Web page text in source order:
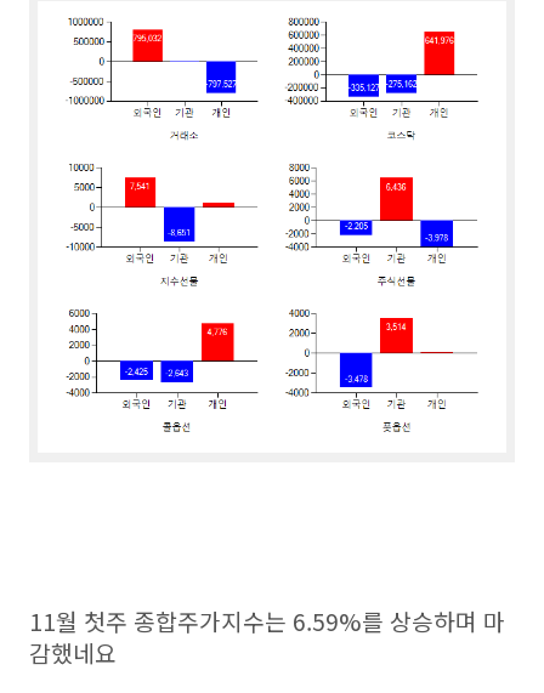
11월 첫주 종합주가지수는 6.59%를 상승하며 마
감했네요